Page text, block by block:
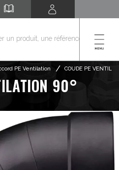
PE Ventilation / COUDE PE
90°